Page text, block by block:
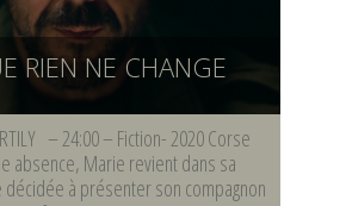
RIEN NE CHANGE
– 24:00 – Fiction- 2020 Corse
absence, Marie revient dans sa
décidée à présenter son compagnon